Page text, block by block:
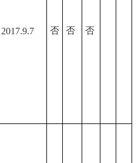
2017.9.7 否 否 否